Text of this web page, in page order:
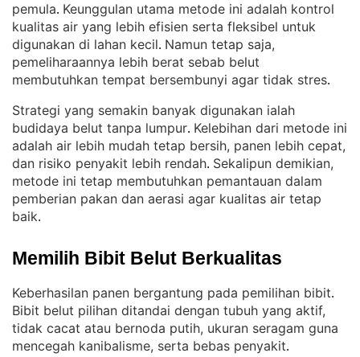
pemula. Keunggulan utama metode ini adalah kontrol
kualitas air yang lebih efisien serta fleksibel untuk
digunakan di lahan kecil. Namun tetap saja,
pemeliharaannya lebih berat sebab belut
membutuhkan tempat bersembunyi agar tidak stres.
Strategi yang semakin banyak digunakan ialah
budidaya belut tanpa lumpur. Kelebihan dari metode ini
adalah air lebih mudah tetap bersih, panen lebih cepat,
dan risiko penyakit lebih rendah. Sekalipun demikian,
metode ini tetap membutuhkan pemantauan dalam
pemberian pakan dan aerasi agar kualitas air tetap
baik.
Memilih Bibit Belut Berkualitas
Keberhasilan panen bergantung pada pemilihan bibit
Bibit belut pilihan ditandai dengan tubuh yang aktif,
tidak cacat atau bernoda putih, ukuran seragam guna
mencegah kanibalisme, serta bebas penyakit.